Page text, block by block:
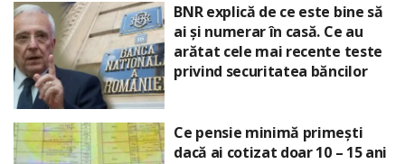
BNR explică de ce este bine să
ai și numerar în casă. Ce au
arătat cele mai recente teste
privind securitatea băncilor
Ce pensie minimă primești
dacă ai cotizat doar 10 – 15 ani